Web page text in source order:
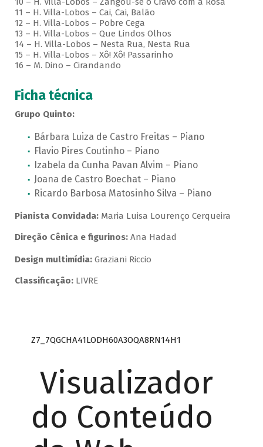
11 – H. Villa-Lobos – Cai, Cai, Balão
12 – H. Villa-Lobos – Pobre Cega
13 – H. Villa-Lobos – Que Lindos Olhos
14 – H. Villa-Lobos – Nesta Rua, Nesta Rua
15 – H. Villa-Lobos – Xô! Xô! Passarinho
16 – M. Dino – Cirandando
Ficha técnica
Grupo Quinto:
Bárbara Luiza de Castro Freitas – Piano
Flavio Pires Coutinho – Piano
Izabela da Cunha Pavan Alvim – Piano
Joana de Castro Boechat – Piano
Ricardo Barbosa Matosinho Silva – Piano
Pianista Convidada: Maria Luisa Lourenço Cerqueira
Direção Cênica e figurinos:Ana Hadad
Design multimídia:Graziani Riccio
Classificação:LIVRE
Z7_7QGCHA41LODH60A3OQA8RN14H1
Visualizador
do Conteúdo